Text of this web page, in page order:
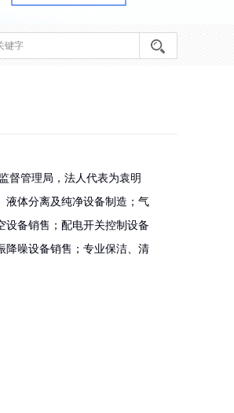
督管理局，法人代表为袁明
液体分离及纯净设备制造；气
设备销售；配电开关控制设备
降噪设备销售；专业保洁、清